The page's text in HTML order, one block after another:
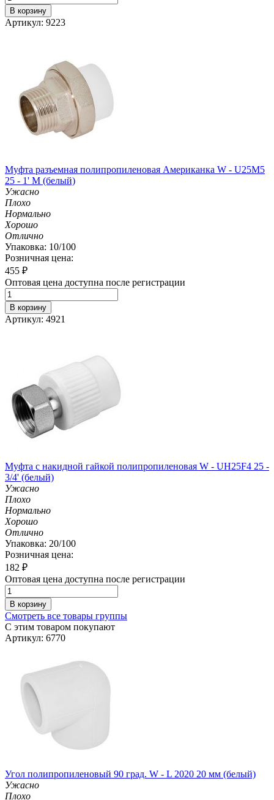
В корзину
Артикул: 9223
Муфта разъемная полипропиленовая Американка W - U25M5
25 - 1' M (белый)
Ужасно
Плохо
Нормально
Хорошо
Отлично
Упаковка: 10/100
Розничная цена:
455 ₽
Оптовая цена доступна после регистрации
В корзину
Артикул: 4921
Муфта с накидной гайкой полипропиленовая W - UH25F4 25 -
3/4' (белый)
Ужасно
Плохо
Нормально
Хорошо
Отлично
Упаковка: 20/100
Розничная цена:
182 ₽
Оптовая цена доступна после регистрации
В корзину
Смотреть все товары группы
С этим товаром покупают
Артикул: 6770
Угол полипропиленовый 90 град. W - L 2020 20 мм (белый)
Ужасно
Плохо